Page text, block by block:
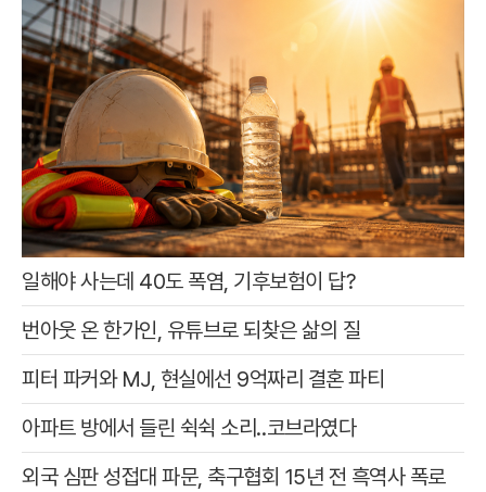
일해야 사는데 40도 폭염, 기후보험이 답?
번아웃 온 한가인, 유튜브로 되찾은 삶의 질
피터 파커와 MJ, 현실에선 9억짜리 결혼 파티
아파트 방에서 들린 쉭쉭 소리‥코브라였다
외국 심판 성접대 파문, 축구협회 15년 전 흑역사 폭로